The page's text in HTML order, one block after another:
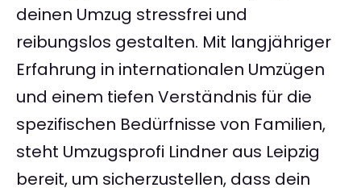
deinen Umzug stressfrei und
reibungslos gestalten. Mit langjähriger
Erfahrung in internationalen Umzügen
und einem tiefen Verständnis für die
spezifischen Bedürfnisse von Familien,
steht Umzugsprofi Lindner aus Leipzig
bereit, um sicherzustellen, dass dein